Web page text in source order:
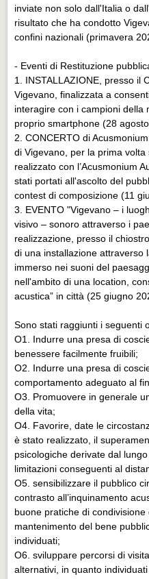
inviate non solo dall'Italia o
risultato che ha condotto
confini nazionali (primavera
- Eventi di Restituzione
1. INSTALLAZIONE, presso il
Vigevano, finalizzata a
interagire con i campioni della
proprio smartphone (28
2. CONCERTO di
di Vigevano, per la prima
realizzato con l’Acusmonium
stati portati all'ascolto del
contest di composizione (11
3. EVENTO "Vigevano – i
visivo – sonoro attraverso i
realizzazione, presso il
di una installazione attraverso
immerso nei suoni del
nell'ambito di una location,
acustica” in città (25 giugno
Sono stati raggiunti i seguenti
O1. Indurre una presa di
benessere facilmente fruibili;
O2. Indurre una presa di
comportamento adeguato al
O3. Promuovere in generale
della vita;
O4. Favorire, date le
è stato realizzato, il
psicologiche derivate dal
limitazioni conseguenti al
O5. sensibilizzare il pubblico
contrasto all’inquinamento
buone pratiche di
mantenimento del bene
individuati;
O6. sviluppare percorsi di
alternativi, in quanto